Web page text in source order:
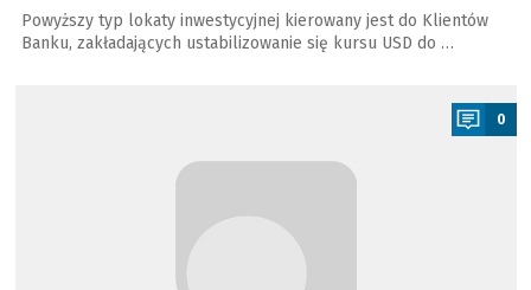
Powyższy typ lokaty inwestycyjnej kierowany jest do Klientów
Banku, zakładających ustabilizowanie się kursu USD do …
0